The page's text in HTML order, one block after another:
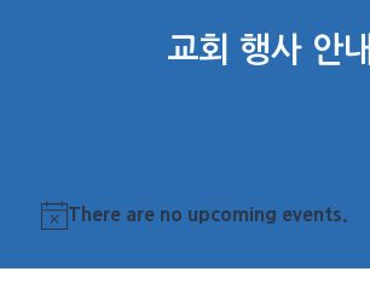
교회 행사 안내
Notice
There are no upcoming events.